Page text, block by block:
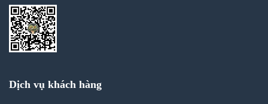
Dịch vụ khách hàng